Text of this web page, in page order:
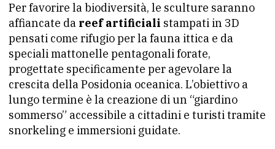
Per favorire la biodiversità, le sculture saranno
affiancate da reef artificiali stampati in 3D
pensati come rifugio per la fauna ittica e da
speciali mattonelle pentagonali forate,
progettate specificamente per agevolare la
crescita della Posidonia oceanica. L’obiettivo a
lungo termine è la creazione di un “giardino
sommerso” accessibile a cittadini e turisti tramite
snorkeling e immersioni guidate.